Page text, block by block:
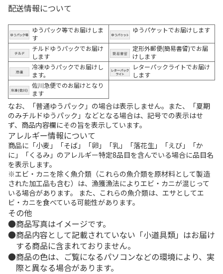
配送情報について
ゆうパック等でお届けしま
す
ゆうパケットでお届けします
チルドゆうパックでお届け
します
定形外郵便(簡易書留)でお届
けします
冷凍ゆうパックでお届けし
ます。
レターパックライトでお届け
します
佐川急便でのお届けとなり
ます
なお、「普通ゆうパック」の場合は表示しません。また、「夏期
のみチルドゆうパック」などとなる場合は、記号での表示はせ
ず、商品内容欄にその旨を表示しています。
アレルギー情報について
商品に「小麦」「そば」「卵」「乳」「落花生」「えび」「か
に」「くるみ」のアレルギー特定8品目を含んでいる場合に品目名
を表示します。
※エビ・カニを除く魚介類（これらの魚介類を原材料として製造
された加工品も含む）は、漁獲漁法によりエビ・カニが混じって
いる場合があります。 また、これらの魚介類は、エサとしてエ
ビ・カニを食べている可能性があります。
その他
商品写真はイメージです。
商品内容として記載されていない「小道具類」はお届け
する商品に含まれておりません。
商品の色は、ご覧になるパソコンなどの環境により、実
際と異なる場合があります。